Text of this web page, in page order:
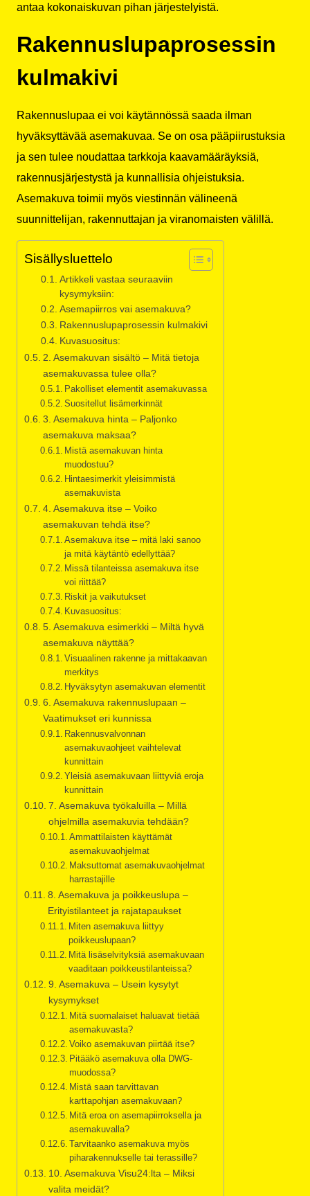
antaa kokonaiskuvan pihan järjestelyistä.
Rakennuslupaprosessin
kulmakivi
Rakennuslupaa ei voi käytännössä saada ilman
hyväksyttävää asemakuvaa. Se on osa pääpiirustuksia
ja sen tulee noudattaa tarkkoja kaavamääräyksiä,
rakennusjärjestystä ja kunnallisia ohjeistuksia.
Asemakuva toimii myös viestinnän välineenä
suunnittelijan, rakennuttajan ja viranomaisten välillä.
Sisällysluettelo
Artikkeli vastaa seuraaviin
kysymyksiin:
Asemapiirros vai asemakuva?
Rakennuslupaprosessin kulmakivi
Kuvasuositus:
2. Asemakuvan sisältö – Mitä tietoja
asemakuvassa tulee olla?
Pakolliset elementit asemakuvassa
Suositellut lisämerkinnät
3. Asemakuva hinta – Paljonko
asemakuva maksaa?
Mistä asemakuvan hinta
muodostuu?
Hintaesimerkit yleisimmistä
asemakuvista
4. Asemakuva itse – Voiko
asemakuvan tehdä itse?
Asemakuva itse – mitä laki sanoo
ja mitä käytäntö edellyttää?
Missä tilanteissa asemakuva itse
voi riittää?
Riskit ja vaikutukset
Kuvasuositus:
5. Asemakuva esimerkki – Miltä hyvä
asemakuva näyttää?
Visuaalinen rakenne ja mittakaavan
merkitys
Hyväksytyn asemakuvan elementit
6. Asemakuva rakennuslupaan –
Vaatimukset eri kunnissa
Rakennusvalvonnan
asemakuvaohjeet vaihtelevat
kunnittain
Yleisiä asemakuvaan liittyviä eroja
kunnittain
7. Asemakuva työkaluilla – Millä
ohjelmilla asemakuvia tehdään?
Ammattilaisten käyttämät
asemakuvaohjelmat
Maksuttomat asemakuvaohjelmat
harrastajille
8. Asemakuva ja poikkeuslupa –
Erityistilanteet ja rajatapaukset
Miten asemakuva liittyy
poikkeuslupaan?
Mitä lisäselvityksiä asemakuvaan
vaaditaan poikkeustilanteissa?
9. Asemakuva – Usein kysytyt
kysymykset
Mitä suomalaiset haluavat tietää
asemakuvasta?
Voiko asemakuvan piirtää itse?
Pitääkö asemakuva olla DWG-
muodossa?
Mistä saan tarvittavan
karttapohjan asemakuvaan?
Mitä eroa on asemapiirroksella ja
asemakuvalla?
Tarvitaanko asemakuva myös
piharakennukselle tai terassille?
10. Asemakuva Visu24:lta – Miksi
valita meidät?